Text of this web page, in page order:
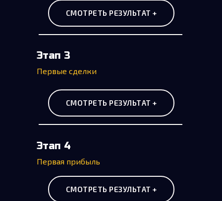
СМОТРЕТЬ РЕЗУЛЬТАТ +
Этап 3
СМОТРЕТЬ РЕЗУЛЬТАТ +
Первые сделки
Этап 4
СМОТРЕТЬ РЕЗУЛЬТАТ +
Первая прибыль